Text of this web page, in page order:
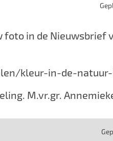
in de Nieuwsbrief
kleur-in-de-
M.vr.gr.